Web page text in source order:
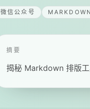
微信公众号 MARKDOWN
摘要
揭秘 Markdown 排版工